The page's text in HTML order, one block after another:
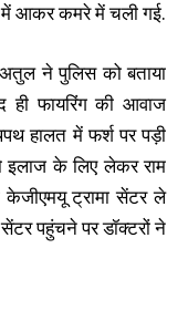
में आकर कमरे में चली गई.
ने पुलिस को बताया
फायरिंग की आवाज
हालत में फर्श पर पड़ी
इलाज के लिए लेकर राम
ट्रामा सेंटर ले
पहुंचने पर डॉक्टरों ने